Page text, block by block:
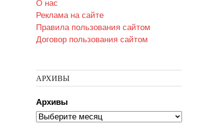
О нас
Реклама на сайте
Правила пользования сайтом
Договор пользования сайтом
АРХИВЫ
Архивы